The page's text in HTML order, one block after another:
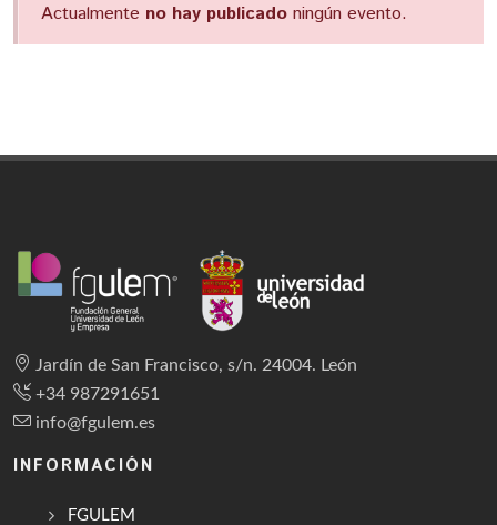
Actualmente no hay publicado ningún evento.
Jardín de San Francisco, s/n. 24004. León
+34 987291651
info@fgulem.es
INFORMACIÓN
FGULEM